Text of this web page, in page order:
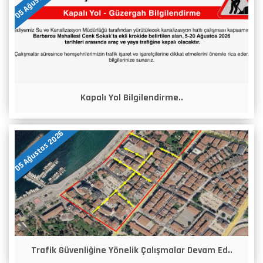
Kapalı Yol Bilgilendirme..
05 Ağustos 2026
Trafik Güvenliğine Yönelik Çalışmalar Devam Ed..